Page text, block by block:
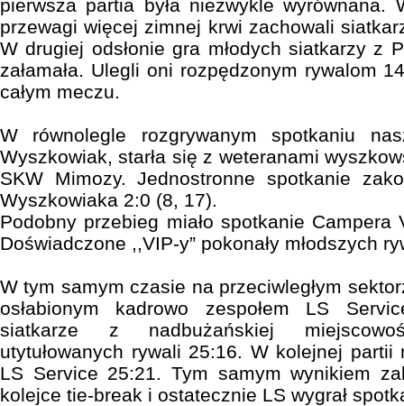
pierwsza partia była niezwykle
przewagi więcej zimnej krwi zachowali
W drugiej odsłonie gra młodych siatkarzy z
załamała. Ulegli oni rozpędzonym rywalom
całym meczu.
W równolegle rozgrywanym spotkaniu
Wyszkowiak, starła się z weteranami
SKW Mimozy. Jednostronne spotkanie
Wyszkowiaka 2:0 (8, 17).
Podobny przebieg miało spotkanie Campera
Doświadczone ,,VIP-y” pokonały młodszych
W tym samym czasie na przeciwległym
osłabionym kadrowo zespołem LS
siatkarze z nadbużańskiej
utytułowanych rywali 25:16. W kolejnej partii
LS Service 25:21. Tym samym wynikiem
kolejce tie-break i ostatecznie LS wygrał